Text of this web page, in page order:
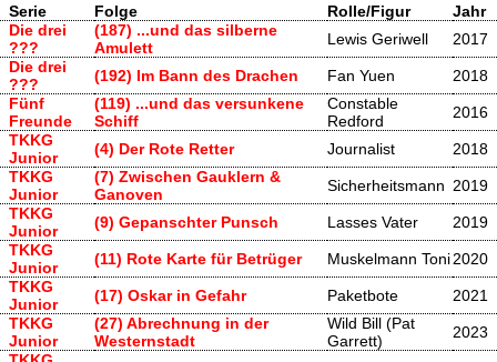
Serie Folge Rolle/Figur
Jahr
Die drei
???
(187) ...und das silberne
Amulett
Lewis Geriwell
2017
Die drei
???
(192) Im Bann des Drachen Fan Yuen
2018
Fünf
Freunde
(119) ...und das versunkene
Schiff
Constable
Redford
2016
TKKG
Junior
(4) Der Rote Retter Journalist
2018
TKKG
Junior
(7) Zwischen Gauklern &
Ganoven
Sicherheitsmann 2019
TKKG
Junior
(9) Gepanschter Punsch Lasses Vater
2019
TKKG
Junior
(11) Rote Karte für Betrüger Muskelmann Toni2020
TKKG
Junior
(17) Oskar in Gefahr Paketbote
2021
TKKG
Junior
(27) Abrechnung in der
Westernstadt
Wild Bill (Pat
Garrett)
2023